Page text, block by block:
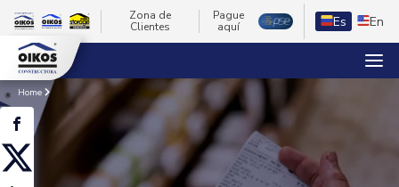
Zona de
Clientes
Pague
aquí
Es En
Home